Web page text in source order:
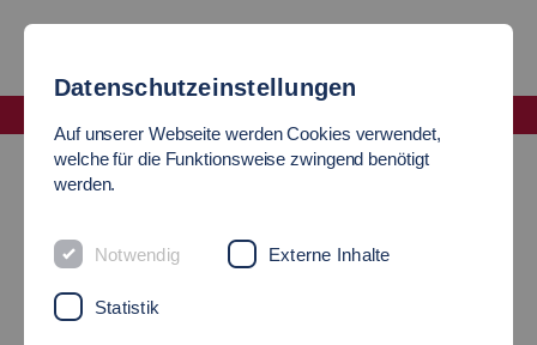
Umwelttechnik
LABORE
Datenschutzeinstellungen
Auf unserer Webseite werden Cookies verwendet,
welche für die Funktionsweise zwingend benötigt
werden.
Notwendig Externe Inhalte
Statistik